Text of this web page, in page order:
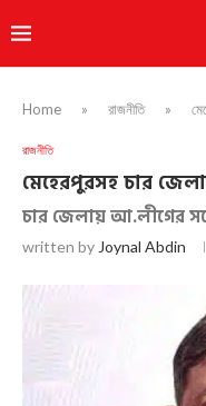
Home » রাজনীতি »
রাজনীতি
মেহেরপুরসহ চার
চার জেলায় আ.লীগের
written by Joynal Abdin